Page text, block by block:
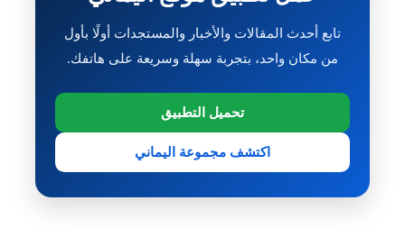
تابع أحدث المقالات والأخبار والمستجدات أولًا بأول
من مكان واحد، بتجربة سهلة وسريعة على هاتفك.
تحميل التطبيق
اكتشف مجموعة اليماني